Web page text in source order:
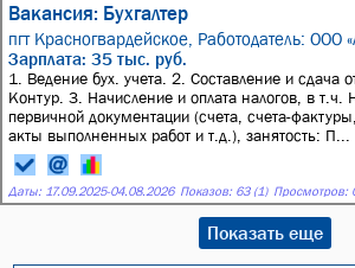
Вакансия: Бухгалтер
пгт Красногвардейское, Работодатель: ООО
Зарплата: 35 тыс. руб.
1. Ведение бух. учета. 2. Составление и сдача
Контур. 3. Начисление и оплата налогов, в т.ч.
первичной документации (счета, счета-
акты выполненных работ и т.д.), занятость: П...
Даты: 17.09.2025-04.08.2026 Показов: 63 (1) Просмотров:
Показать еще